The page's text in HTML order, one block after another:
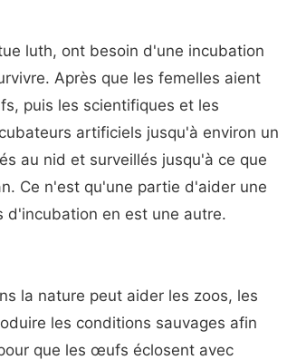
luth, ont besoin d'une incubation
Après que les femelles aient
puis les scientifiques et les
artificiels jusqu'à environ un
au nid et surveillés jusqu'à ce que
Ce n'est qu'une partie d'aider une
d'incubation en est une autre.
la nature peut aider les zoos, les
les conditions sauvages afin
que les œufs éclosent avec